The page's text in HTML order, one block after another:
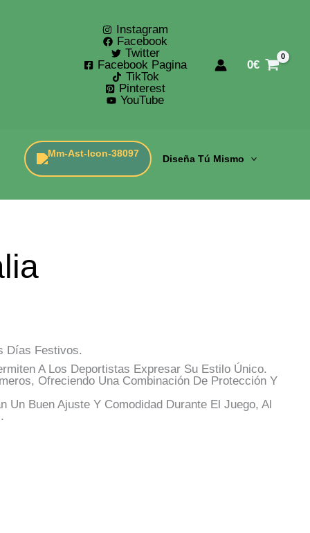
Instagram
Facebook
Twitter
Facebook Pagina
TikTok
Pinterest
YouTube
0€
Diseña Tú Mismo
Días Festivos.
A Los Deportistas Expresar Su Estilo Único.
Ofreciendo Una Combinación De Protección Y
Un Buen Ajuste Y Comodidad Durante El Juego, Al